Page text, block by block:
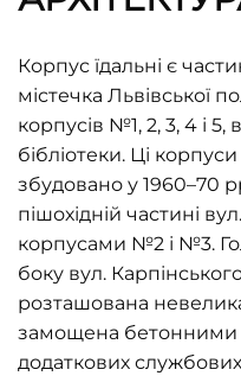
Корпус їдальні є
містечка Львівської
корпусів №1, 2, 3, 4 і 5,
бібліотеки. Ці
збудовано у 1960–70
пішохідній частині
корпусами №2 і №3.
боку вул.
розташована
замощена бетонними
додаткових службових